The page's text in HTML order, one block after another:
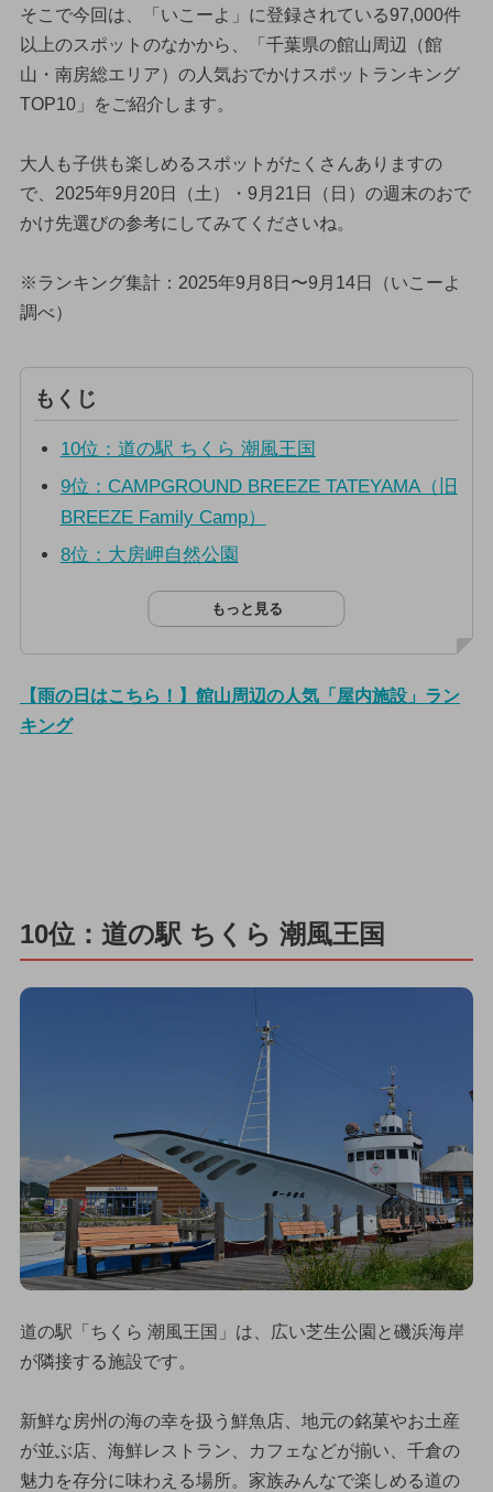
そこで今回は、「いこーよ」に登録されている97,000件
以上のスポットのなかから、「千葉県の館山周辺（館
山・南房総エリア）の人気おでかけスポットランキング
TOP10」をご紹介します。
大人も子供も楽しめるスポットがたくさんありますの
で、2025年9月20日（土）・9月21日（日）の週末のおで
かけ先選びの参考にしてみてくださいね。
※ランキング集計：2025年9月8日〜9月14日（いこーよ
調べ）
もくじ
10位：道の駅 ちくら 潮風王国
9位：CAMPGROUND BREEZE TATEYAMA（旧
BREEZE Family Camp）
8位：大房岬自然公園
もっと見る
【雨の日はこちら！】館山周辺の人気「屋内施設」ラン
キング
10位：道の駅 ちくら 潮風王国
道の駅「ちくら 潮風王国」は、広い芝生公園と磯浜海岸
が隣接する施設です。
新鮮な房州の海の幸を扱う鮮魚店、地元の銘菓やお土産
が並ぶ店、海鮮レストラン、カフェなどが揃い、千倉の
魅力を存分に味わえる場所。家族みんなで楽しめる道の